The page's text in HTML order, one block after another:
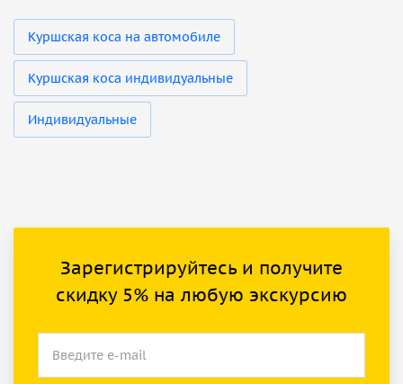
Куршская коса на автомобиле
Куршская коса индивидуальные
Индивидуальные
Зарегистрируйтесь и получите
скидку 5% на любую экскурсию